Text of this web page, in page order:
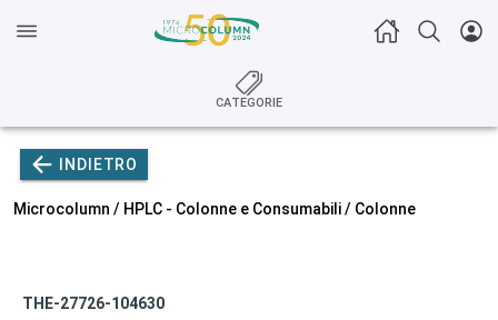
CATEGORIE
INDIETRO
Microcolumn / HPLC - Colonne e Consumabili/ Colonne
THE-27726-104630